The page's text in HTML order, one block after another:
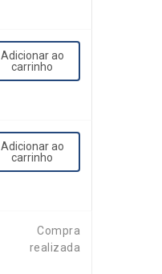
Adicionar ao
carrinho
Adicionar ao
carrinho
Compra
realizada